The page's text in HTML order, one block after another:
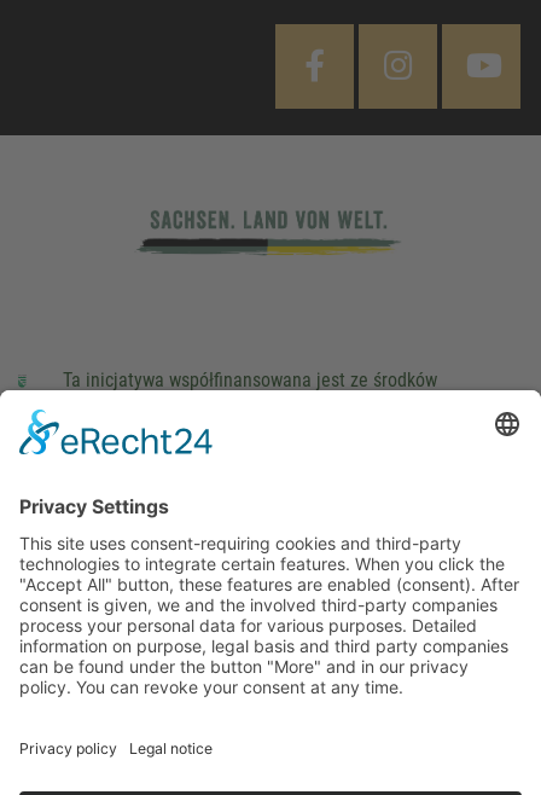
Ta inicjatywa współfinansowana jest ze środków
parlamentarzystów Landtagu Saksońskiego budżetu.
stopka redakcyjna
This site uses consent-requiring cookies and third-party
technologies to integrate certain features. When you click the
"Accept All" button, these features are enabled (consent).
After consent is given, we and the involved third-party
companies process your personal data for various purposes.
companies can be found under the button "More" and in our